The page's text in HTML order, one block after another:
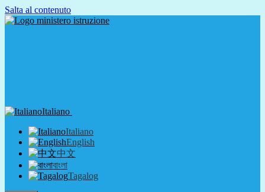
Salta al contenuto
Italiano
Italiano
English
中文
বাংলা
Tagalog